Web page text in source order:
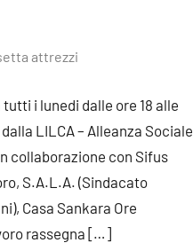
attrezzi
i lunedi dalle ore 18 alle
LILCA – Alleanza Sociale
collaborazione con Sifus
S.A.L.A. (Sindacato
Casa Sankara Ore
rassegna[…]